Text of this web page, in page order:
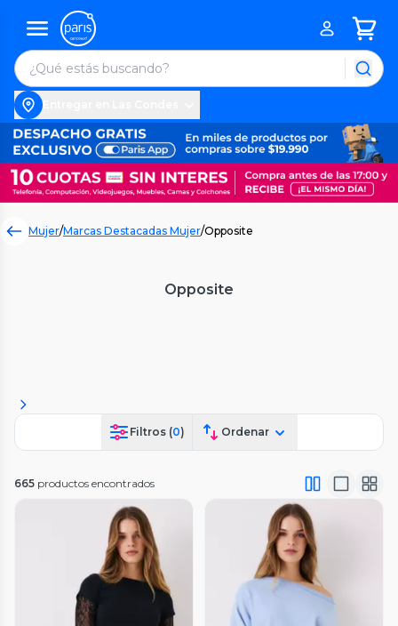
Mujer/Marcas Destacadas Mujer/Opposite
Opposite
Filtros (0) Ordenar
665 productos encontrados